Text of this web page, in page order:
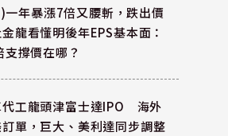
年暴漲7倍又腰斬，跌出價
龍看懂明後年EPS基本面：
撐價在哪？
代工龍頭津富士達IPO 海外
單，巨大、美利達同步調整